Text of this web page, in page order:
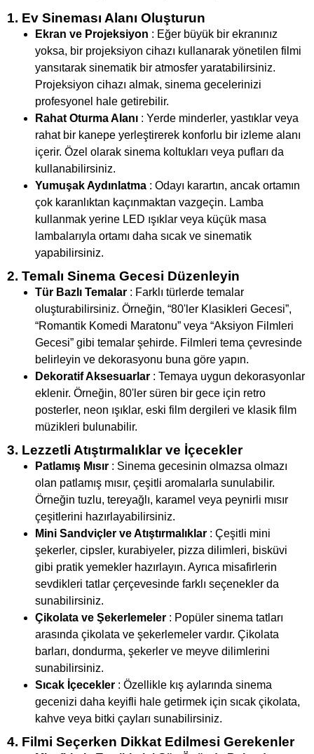
1. Ev Sineması Alanı Oluşturun
Ekran ve Projeksiyon : Eğer büyük bir ekranınız
yoksa, bir projeksiyon cihazı kullanarak yönetilen filmi
yansıtarak sinematik bir atmosfer yaratabilirsiniz.
Projeksiyon cihazı almak, sinema gecelerinizi
profesyonel hale getirebilir.
Rahat Oturma Alanı : Yerde minderler, yastıklar veya
rahat bir kanepe yerleştirerek konforlu bir izleme alanı
içerir. Özel olarak sinema koltukları veya pufları da
kullanabilirsiniz.
Yumuşak Aydınlatma : Odayı karartın, ancak ortamın
çok karanlıktan kaçınmaktan vazgeçin. Lamba
kullanmak yerine LED ışıklar veya küçük masa
lambalarıyla ortamı daha sıcak ve sinematik
yapabilirsiniz.
2. Temalı Sinema Gecesi Düzenleyin
Tür Bazlı Temalar : Farklı türlerde temalar
oluşturabilirsiniz. Örneğin, “80'ler Klasikleri Gecesi”,
“Romantik Komedi Maratonu” veya “Aksiyon Filmleri
Gecesi” gibi temalar şehirde. Filmleri tema çevresinde
belirleyin ve dekorasyonu buna göre yapın.
Dekoratif Aksesuarlar : Temaya uygun dekorasyonlar
eklenir. Örneğin, 80'ler süren bir gece için retro
posterler, neon ışıklar, eski film dergileri ve klasik film
müzikleri bulunabilir.
3. Lezzetli Atıştırmalıklar ve İçecekler
Patlamış Mısır : Sinema gecesinin olmazsa olmazı
olan patlamış mısır, çeşitli aromalarla sunulabilir.
Örneğin tuzlu, tereyağlı, karamel veya peynirli mısır
çeşitlerini hazırlayabilirsiniz.
Mini Sandviçler ve Atıştırmalıklar : Çeşitli mini
şekerler, cipsler, kurabiyeler, pizza dilimleri, bisküvi
gibi pratik yemekler hazırlayın. Ayrıca misafirlerin
sevdikleri tatlar çerçevesinde farklı seçenekler da
sunabilirsiniz.
Çikolata ve Şekerlemeler : Popüler sinema tatları
arasında çikolata ve şekerlemeler vardır. Çikolata
barları, dondurma, şekerler ve meyve dilimlerini
sunabilirsiniz.
Sıcak İçecekler : Özellikle kış aylarında sinema
gecenizi daha keyifli hale getirmek için sıcak çikolata,
kahve veya bitki çayları sunabilirsiniz.
4. Filmi Seçerken Dikkat Edilmesi Gerekenler